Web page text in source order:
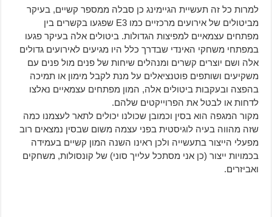
למרות כל זה תעשיית הגיימינג כן סבלה ממספר קשיים, בעיקר
מביטולים של אירועים מרכזיים כמו E3 שפגעו בקשרים בין
מפתחים עצמאיים למפיצות הגדולות. ביטולים אלה בעיקר פגעו
במפתחי משחקי האינדי שבדרך כלל היו מגיעים לאירועים גדולים
אלה ושם יוצרים קשרים ומנהלים שיחות של פנים מול פנים עם
משקיעים ושותפים פוטנציאלים על מנת לקבל מימון או תמיכה
בהפצה ובעקבות ביטולים אלה, המון מפתחים עצמאיים נאלצו
לדחות או לבטל את הפרוייקטים שלהם.
מקור המגפה הוא בסין וכמובן שכולנו יכולים לתאר לעצמנו כמה
שזה מהווה בעיה לוגיסטית בפני עצמה משום שבסין נמצאים רוב
מפעלי הייצור בתעשייה ולכן ראינו השנה המון קשיים בעמידה
בכמויות ייצור (כן אני מסתכל עלייך סוני) של קונסולות, משחקים
ואביזרים.